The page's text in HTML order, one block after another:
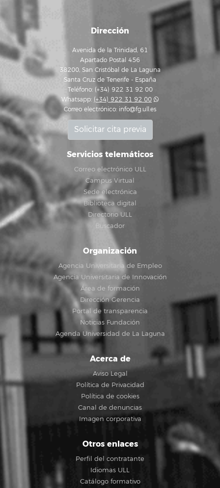
Dirección
Avenida de la Trinidad, 61
Apartado Postal 456
38200, San Cristóbal de La Laguna
Santa Cruz de Tenerife - España
Teléfono: (+34) 922 31 92 00
Whatsapp: (+34) 922 31 92 00
Correo electrónico: info@fg.ull.es
Solicitar cita previa
Servicios telemáticos
Correo electrónico ULL
Campus Virtual
Sede electrónica
Biblioteca digital
Directorio ULL
Buscador
Organización
Agencia Universitaria de Empleo
Agencia Universitaria de Innovación
Área de formación
Dirección Gerencia
Portal de transparencia
Noticias Fundación
Agenda Universidad de La Laguna
Acerca de
Aviso Legal
Política de Privacidad
Política de cookies
Canal de denuncias
Imagen corporativa
Otros enlaces
Perfil del contratante
Idiomas ULL
Catálogo formativo